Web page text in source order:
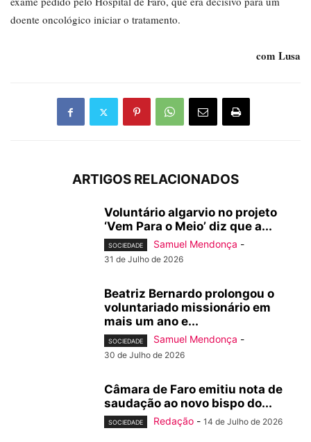
doente oncológico iniciar o tratamento.
com Lusa
ARTIGOS RELACIONADOS
Voluntário algarvio no projeto
‘Vem Para o Meio’ diz que a...
SOCIEDADE Samuel Mendonça -
31 de Julho de 2026
Beatriz Bernardo prolongou o
voluntariado missionário em
mais um ano e...
SOCIEDADE Samuel Mendonça -
30 de Julho de 2026
Câmara de Faro emitiu nota de
saudação ao novo bispo do...
SOCIEDADE Redação - 14 de Julho de 2026